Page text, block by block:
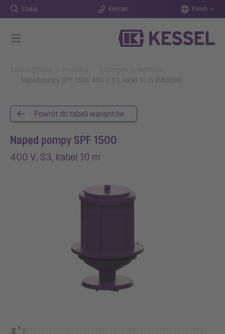
Szukaj Kontakt Polish
Napęd pompy SPF 1500 400 V, S3, kabel 10 m (680098)
Powrót do tabeli wariantów
Napęd pompy SPF 1500
400 V, S3, kabel 10 m